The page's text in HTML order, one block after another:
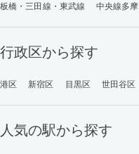
板橋・三田線・東武線
中央線多摩
行政区から探す
港区 新宿区 目黒区 世田谷区
人気の駅から探す